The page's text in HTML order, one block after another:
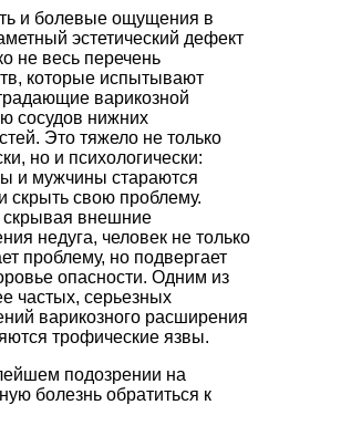
и болевые ощущения в
эстетический дефект
не весь перечень
которые испытывают
варикозной
сосудов нижних
Это тяжело не только
но и психологически:
и мужчины стараются
скрыть свою проблему.
скрывая внешние
недуга, человек не только
проблему, но подвергает
опасности. Одним из
частых, серьезных
варикозного расширения
трофические язвы.
подозрении на
болезнь обратиться к